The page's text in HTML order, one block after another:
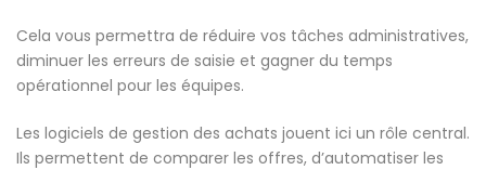
Cela vous permettra de réduire vos tâches administratives,
diminuer les erreurs de saisie et gagner du temps
opérationnel pour les équipes.
Les logiciels de gestion des achats jouent ici un rôle central.
Ils permettent de comparer les offres, d’automatiser les